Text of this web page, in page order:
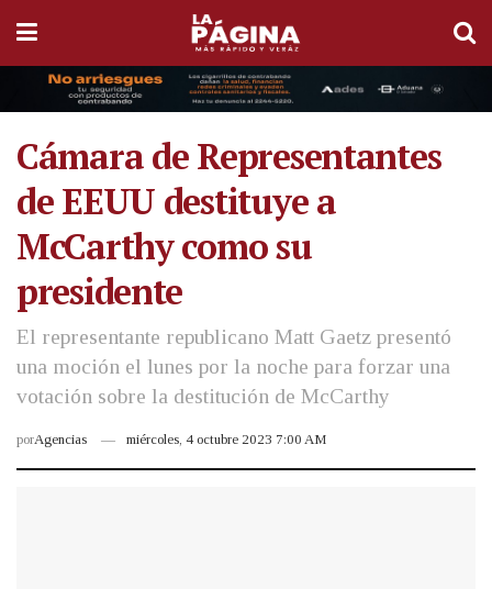
Cámara de Representantes
de EEUU destituye a
McCarthy como su
presidente
El representante republicano Matt Gaetz presentó
una moción el lunes por la noche para forzar una
votación sobre la destitución de McCarthy
porAgencias miércoles, 4 octubre 2023 7:00 AM